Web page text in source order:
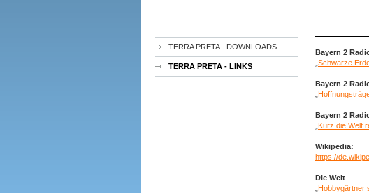
TERRA PRETA - DOWNLOADS
TERRA PRETA - LINKS
Bayern 2
Schwarze
Bayern 2
Bayern 2
Kurz die Welt
Wikipedia:
https://
Die Welt
Hobbygärtner